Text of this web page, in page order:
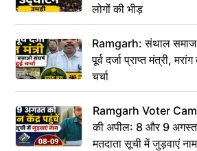
लोगों की भीड़
Ramgarh: संथाल
पूर्व दर्जा प्राप्त मंत्री,
चर्चा
Ramgarh Voter
की अपील: 8 और 9
मतदाता सूची में जुड़वाएं नाम